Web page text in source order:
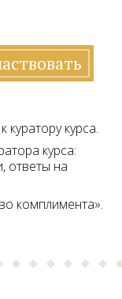
курса.
курса:
ответы на
комплимента».